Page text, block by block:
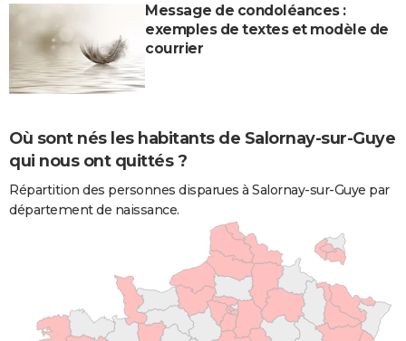
Message de condoléances :
exemples de textes et modèle de
courrier
Où sont nés les habitants de Salornay-sur-Guye
qui nous ont quittés ?
Répartition des personnes disparues à Salornay-sur-Guye par
département de naissance.